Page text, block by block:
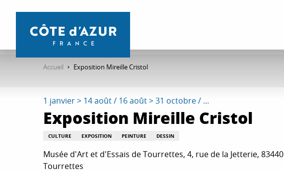
contenu
Accueil Exposition Mireille Cristol
1 janvier > 14 août / 16 août > 31 octobre / ...
Exposition Mireille Cristol
CULTURE EXPOSITION PEINTURE DESSIN
Musée d'Art et d'Essais de Tourrettes, 4, rue de la Jetterie, 83440
Tourrettes